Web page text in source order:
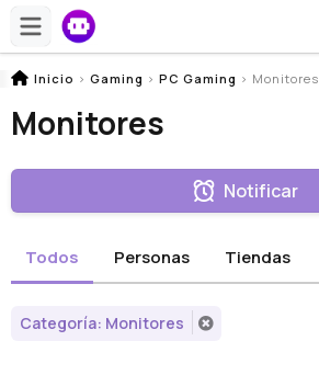
Inicio > Gaming > PC Gaming > Monitores
Monitores
Notificar
Todos Personas Tiendas
Categoría: Monitores